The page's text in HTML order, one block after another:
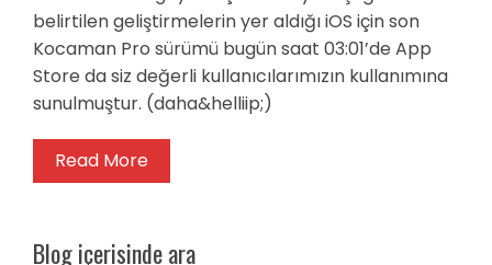
belirtilen geliştirmelerin yer aldığı iOS için son
Kocaman Pro sürümü bugün saat 03:01’de App
Store da siz değerli kullanıcılarımızın kullanımına
sunulmuştur. (daha&helliip;)
Read More
Blog içerisinde ara